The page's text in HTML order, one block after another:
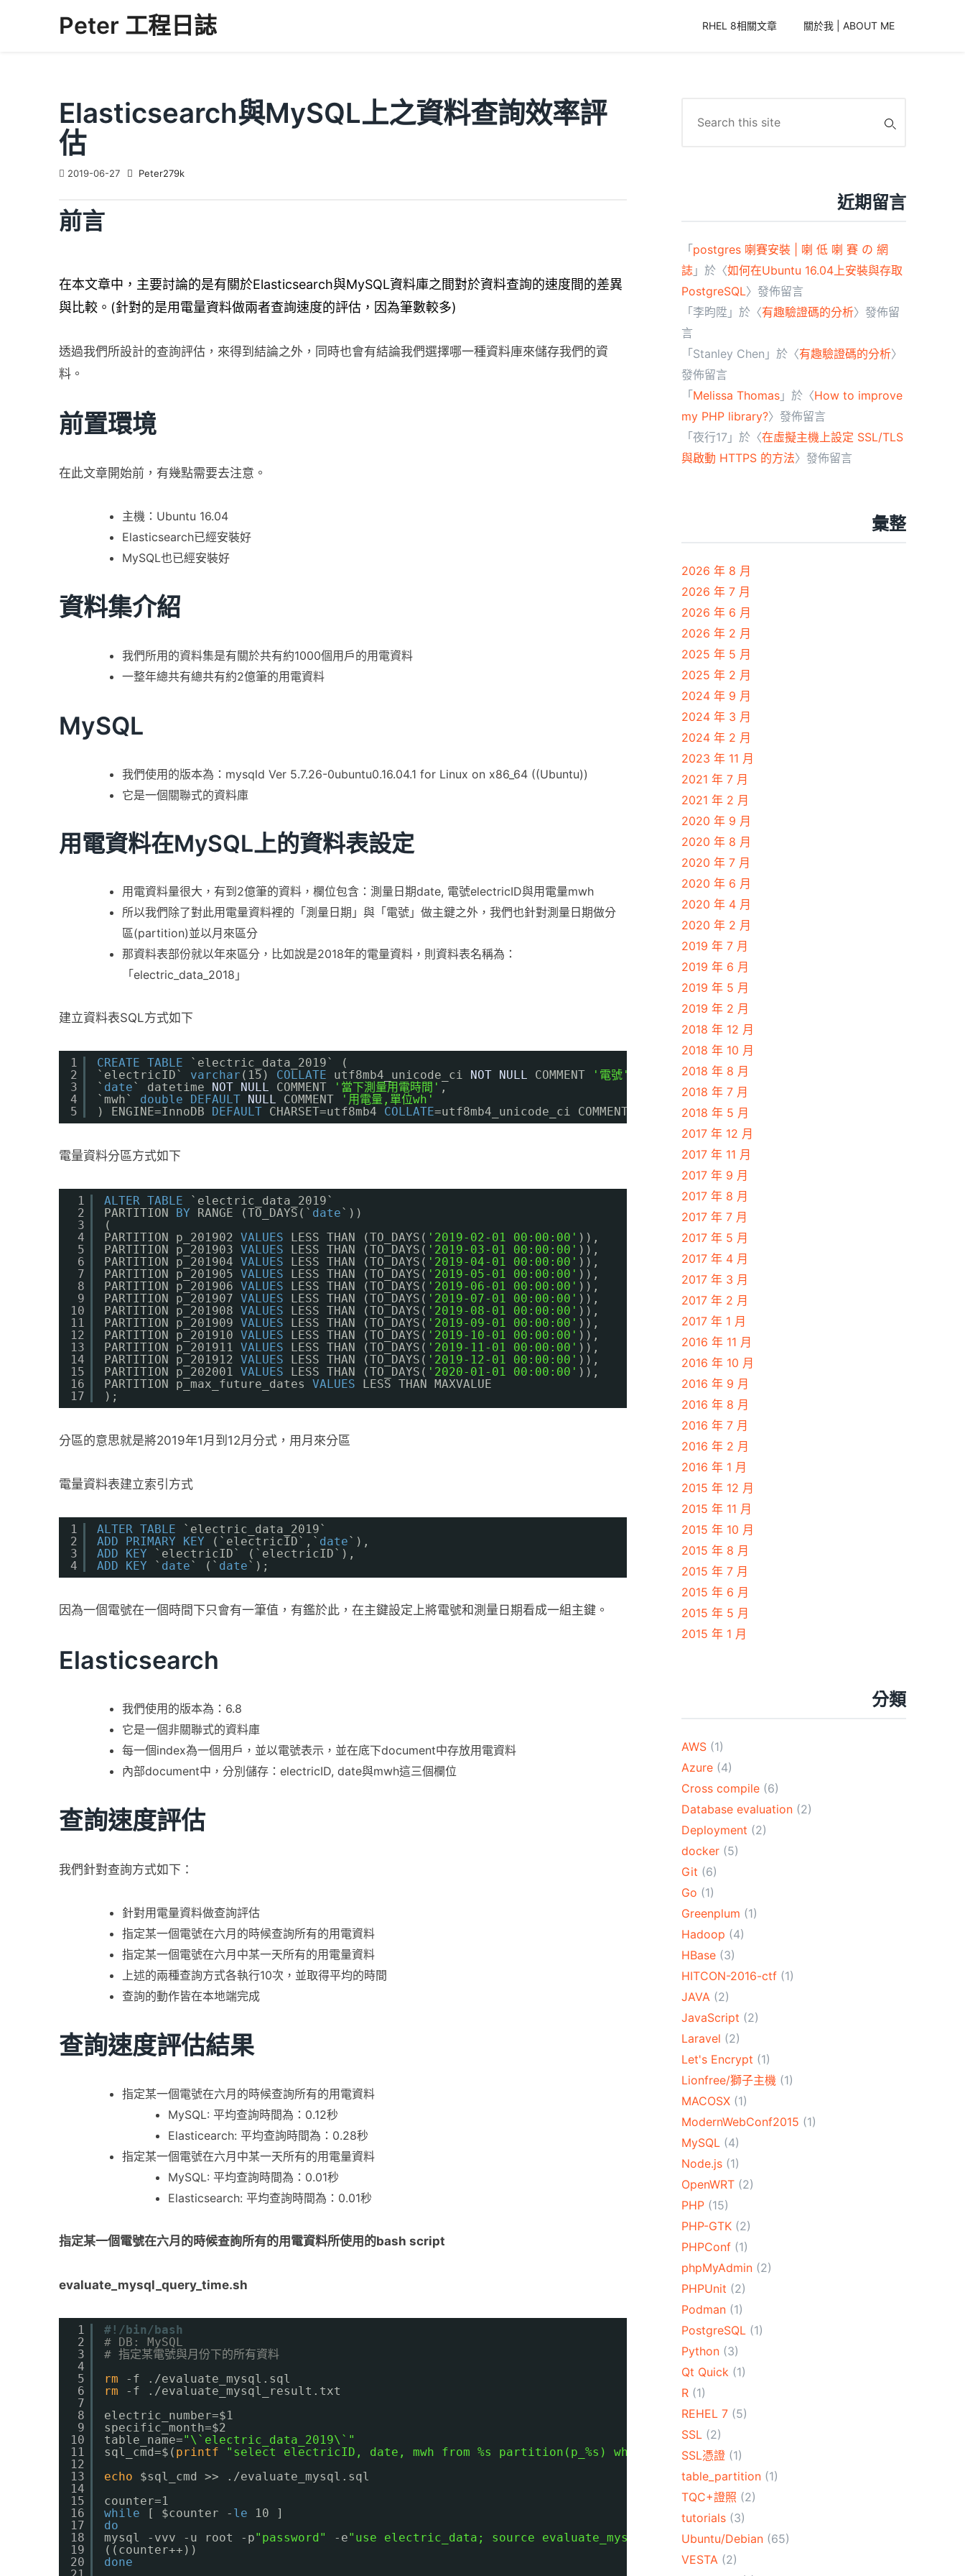
Peter 工程日誌 RHEL 8相關文章 關於我 | ABOUT ME
Elasticsearch與MySQL上之資料查詢效率評
估
2019-06-27 Peter279k
前言
在本文章中，主要討論的是有關於Elasticsearch與MySQL資料庫之間對於資料查詢的速度間的差異
與比較。(針對的是用電量資料做兩者查詢速度的評估，因為筆數較多)
透過我們所設計的查詢評估，來得到結論之外，同時也會有結論我們選擇哪一種資料庫來儲存我們的資
料。
前置環境
在此文章開始前，有幾點需要去注意。
主機：Ubuntu 16.04
Elasticsearch已經安裝好
MySQL也已經安裝好
資料集介紹
我們所用的資料集是有關於共有約1000個用戶的用電資料
一整年總共有總共有約2億筆的用電資料
MySQL
我們使用的版本為：mysqld Ver 5.7.26-0ubuntu0.16.04.1 for Linux on x86_64 ((Ubuntu))
它是一個關聯式的資料庫
用電資料在MySQL上的資料表設定
用電資料量很大，有到2億筆的資料，欄位包含：測量日期date, 電號electricID與用電量mwh
所以我們除了對此用電量資料裡的「測量日期」與「電號」做主鍵之外，我們也針對測量日期做分
區(partition)並以月來區分
那資料表部份就以年來區分，比如說是2018年的電量資料，則資料表名稱為：
「electric_data_2018」
建立資料表SQL方式如下
1
2
3
4
5
CREATE TABLE
`electric_data_2019` (
`electricID` varchar (15) COLLATE utf8mb4_unicode_ci NOT NULL COMMENT '電號'
` date` datetime NOT NULL COMMENT '當下測量用電時間' ,
`mwh` double DEFAULT NULL COMMENT
'用電量,單位wh'
) ENGINE=InnoDB DEFAULT CHARSET=utf8mb4 COLLATE=utf8mb4_unicode_ci COMMENT= '1000戶各用戶各時段用電量'
電量資料分區方式如下
1
2
3
4
5
6
7
8
9
10
11
12
13
14
15
16
17
ALTER TABLE
`electric_data_2019`
PARTITION BY RANGE (TO_DAYS(` date`))
(
PARTITION p_201902 VALUES LESS THAN (TO_DAYS( '2019-02-01 00:00:00' )),
PARTITION p_201903 VALUES LESS THAN (TO_DAYS( '2019-03-01 00:00:00' )),
PARTITION p_201904 VALUES LESS THAN (TO_DAYS( '2019-04-01 00:00:00' )),
PARTITION p_201905 VALUES LESS THAN (TO_DAYS( '2019-05-01 00:00:00' )),
PARTITION p_201906 VALUES LESS THAN (TO_DAYS( '2019-06-01 00:00:00' )),
PARTITION p_201907 VALUES LESS THAN (TO_DAYS( '2019-07-01 00:00:00' )),
PARTITION p_201908 VALUES LESS THAN (TO_DAYS( '2019-08-01 00:00:00' )),
PARTITION p_201909 VALUES LESS THAN (TO_DAYS( '2019-09-01 00:00:00' )),
PARTITION p_201910 VALUES LESS THAN (TO_DAYS( '2019-10-01 00:00:00' )),
PARTITION p_201911 VALUES LESS THAN (TO_DAYS( '2019-11-01 00:00:00' )),
PARTITION p_201912 VALUES LESS THAN (TO_DAYS( '2019-12-01 00:00:00' )),
PARTITION p_202001 VALUES LESS THAN (TO_DAYS( '2020-01-01 00:00:00' )),
PARTITION p_max_future_dates VALUES
LESS THAN MAXVALUE
);
分區的意思就是將2019年1月到12月分式，用月來分區
電量資料表建立索引方式
1
2
3
4
ALTER TABLE
`electric_data_2019`
ADD
PRIMARY KEY (`electricID`,` date`),
ADD
KEY
`electricID` (`electricID`),
ADD
KEY ` date` (` date`);
因為一個電號在一個時間下只會有一筆值，有鑑於此，在主鍵設定上將電號和測量日期看成一組主鍵。
Elasticsearch
我們使用的版本為：6.8
它是一個非關聯式的資料庫
每一個index為一個用戶，並以電號表示，並在底下document中存放用電資料
內部document中，分別儲存：electricID, date與mwh這三個欄位
查詢速度評估
我們針對查詢方式如下：
針對用電量資料做查詢評估
指定某一個電號在六月的時候查詢所有的用電資料
指定某一個電號在六月中某一天所有的用電量資料
上述的兩種查詢方式各執行10次，並取得平均的時間
查詢的動作皆在本地端完成
查詢速度評估結果
指定某一個電號在六月的時候查詢所有的用電資料
MySQL: 平均查詢時間為：0.12秒
Elasticearch: 平均查詢時間為：0.28秒
指定某一個電號在六月中某一天所有的用電量資料
MySQL: 平均查詢時間為：0.01秒
Elasticsearch: 平均查詢時間為：0.01秒
指定某一個電號在六月的時候查詢所有的用電資料所使用的bash script
evaluate_mysql_query_time.sh
1
2
3
4
5
6
7
8
9
10
11
12
13
14
15
16
17
18
19
20
#!/bin/bash
# DB: MySQL
# 指定某電號與月份下的所有資料
rm
-f . /evaluate_mysql .sql
rm
-f . /evaluate_mysql_result .txt
electric_number=$1
specific_month=$2
table_name="\`electric_data_2019\`"
sql_cmd=$( printf "select electricID, date, mwh from %s partition(p_%s) where electricID='%s';"
echo
$sql_cmd >> . /evaluate_mysql .sql
counter=1
while
[ $counter - le
10 ]
do
mysql -vvv -u root -p"password" -e"use electric_data; source evaluate_mysql.sql;"
>> evaluate_mysql_result.txt
((counter++))
done
for:
近期留言
「 postgres 喇賽安裝 | 喇 低 喇 賽 の 網
誌 」於〈如何在Ubuntu 16.04上安裝與存取
PostgreSQL〉發佈留言
「 李昀陞 」於〈有趣驗證碼的分析〉發佈留
言
「 Stanley Chen 」於〈有趣驗證碼的分析〉
發佈留言
「 Melissa Thomas 」於〈How to improve
my PHP library?〉發佈留言
「夜行17 」於〈在虛擬主機上設定 SSL/TLS
與啟動 HTTPS 的方法〉發佈留言
彙整
2026 年 8 月
2026 年 7 月
2026 年 6 月
2026 年 2 月
2025 年 5 月
2025 年 2 月
2024 年 9 月
2024 年 3 月
2024 年 2 月
2023 年 11 月
2021 年 7 月
2021 年 2 月
2020 年 9 月
2020 年 8 月
2020 年 7 月
2020 年 6 月
2020 年 4 月
2020 年 2 月
2019 年 7 月
2019 年 6 月
2019 年 5 月
2019 年 2 月
2018 年 12 月
2018 年 10 月
2018 年 8 月
2018 年 7 月
2018 年 5 月
2017 年 12 月
2017 年 11 月
2017 年 9 月
2017 年 8 月
2017 年 7 月
2017 年 5 月
2017 年 4 月
2017 年 3 月
2017 年 2 月
2017 年 1 月
2016 年 11 月
2016 年 10 月
2016 年 9 月
2016 年 8 月
2016 年 7 月
2016 年 2 月
2016 年 1 月
2015 年 12 月
2015 年 11 月
2015 年 10 月
2015 年 8 月
2015 年 7 月
2015 年 6 月
2015 年 5 月
2015 年 1 月
分類
AWS (1)
Azure (4)
Cross compile (6)
Database evaluation (2)
Deployment (2)
docker (5)
Git (6)
Go (1)
Greenplum (1)
Hadoop (4)
HBase (3)
HITCON-2016-ctf (1)
JAVA (2)
JavaScript (2)
Laravel (2)
Let's Encrypt (1)
Lionfree/獅子主機 (1)
MACOSX (1)
ModernWebConf2015 (1)
MySQL (4)
Node.js (1)
OpenWRT (2)
PHP (15)
PHP-GTK (2)
PHPConf (1)
phpMyAdmin (2)
PHPUnit (2)
Podman (1)
PostgreSQL (1)
Python (3)
Qt Quick (1)
R (1)
REHEL 7 (5)
SSL (2)
SSL憑證 (1)
table_partition (1)
TQC+證照 (2)
tutorials (3)
Ubuntu/Debian (65)
VESTA (2)